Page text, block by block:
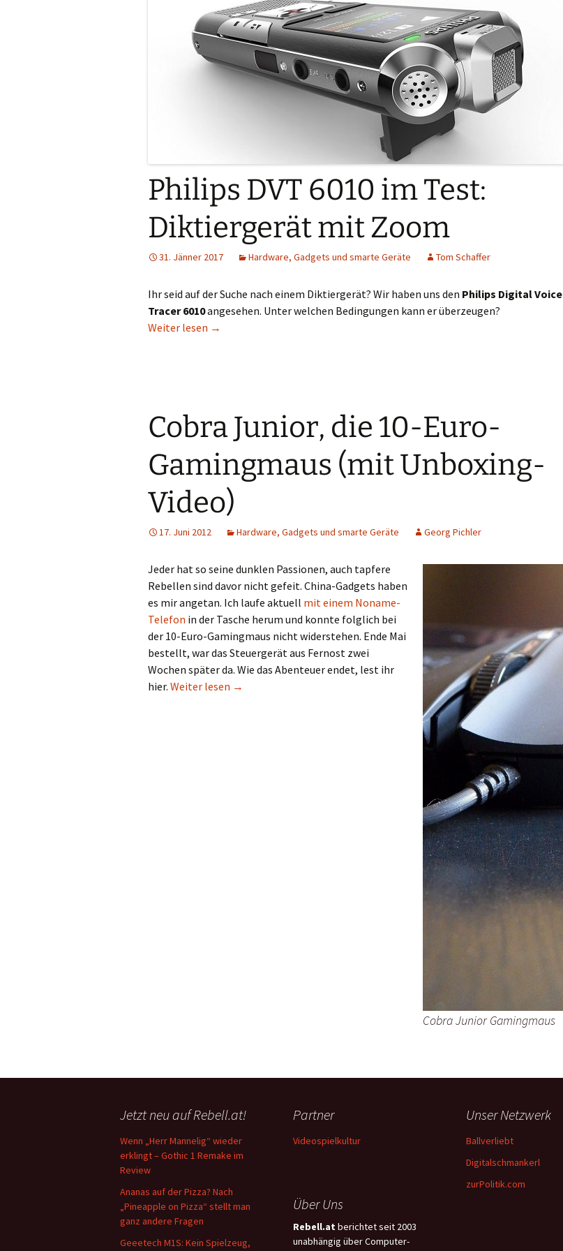
Philips DVT 6010 im Test:
Diktiergerät mit Zoom
31. Jänner 2017 Hardware, Gadgets und smarte Geräte Tom Schaffer
Ihr seid auf der Suche nach einem Diktiergerät? Wir haben uns den Philips Digital Voice
Tracer 6010angesehen. Unter welchen Bedingungen kann er überzeugen?
Weiter lesen Philips DVT 6010 im Test: Diktiergerät mit Zoom
→
Cobra Junior, die 10-Euro-
Gamingmaus (mit Unboxing-
Video)
17. Juni 2012 Hardware, Gadgets und smarte Geräte Georg Pichler
Cobra Junior Gamingmaus
Jeder hat so seine dunklen Passionen, auch tapfere
Rebellen sind davor nicht gefeit. China-Gadgets haben
es mir angetan. Ich laufe aktuell mit einem Noname-
Telefon in der Tasche herum und konnte folglich bei
der 10-Euro-Gamingmaus nicht widerstehen. Ende Mai
bestellt, war das Steuergerät aus Fernost zwei
Wochen später da. Wie das Abenteuer endet, lest ihr
hier. Weiter lesen Cobra Junior, die 10-Euro-Gamingmaus (mit Unboxing-Video)
→
Jetzt neu auf Rebell.at!
Wenn „Herr Mannelig“ wieder
erklingt – Gothic 1 Remake im
Review
Ananas auf der Pizza? Nach
„Pineapple on Pizza“ stellt man
ganz andere Fragen
Geeetech M1S: Kein Spielzeug,
Partner
Videospielkultur
Unser Netzwerk
Ballverliebt
Digitalschmankerl
zurPolitik.com
Über Uns
Rebell.at berichtet seit 2003
unabhängig über Computer-